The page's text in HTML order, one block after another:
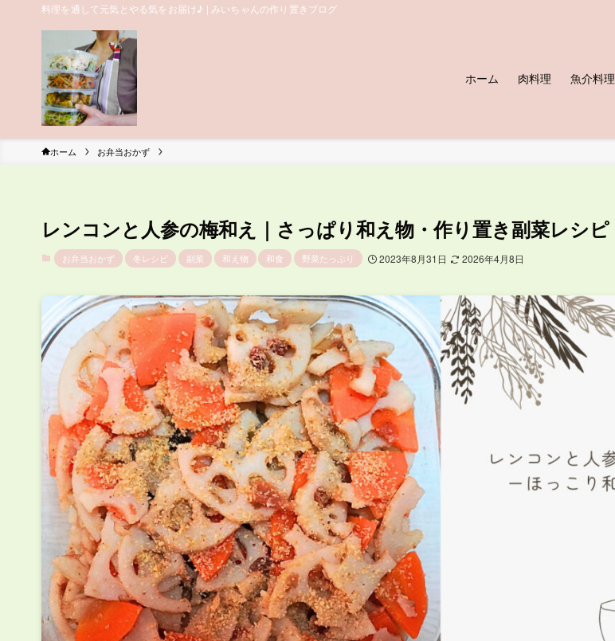
料理を通して元気とやる気をお届け♪ | みいちゃんの作り置きブログ
ホーム 肉料理 魚介料理
ホーム お弁当おかず
レンコンと人参の梅和え｜さっぱり和え物・作り置き副菜レシピ
お弁当おかず 冬レシピ 副菜 和え物 和食 野菜たっぷり 2023年8月31日 2026年4月8日